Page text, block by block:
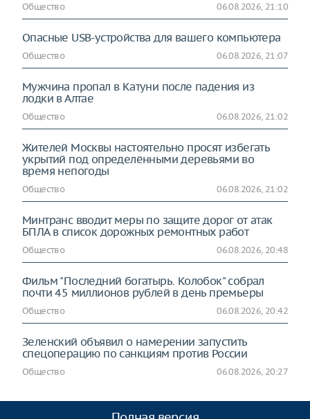
Общество 06.08.2026, 21:10
Опасные USB-устройства для вашего компьютера
Общество 06.08.2026, 21:07
Мужчина пропал в Катуни после падения из
лодки в Алтае
Общество 06.08.2026, 21:02
Жителей Москвы настоятельно просят избегать
укрытий под определёнными деревьями во
время непогоды
Общество 06.08.2026, 21:02
Минтранс вводит меры по защите дорог от атак
БПЛА в список дорожных ремонтных работ
Общество 06.08.2026, 20:48
Фильм "Последний богатырь. Колобок" собрал
почти 45 миллионов рублей в день премьеры
Общество 06.08.2026, 20:42
Зеленский объявил о намерении запустить
спецоперацию по санкциям против России
Общество 06.08.2026, 20:27